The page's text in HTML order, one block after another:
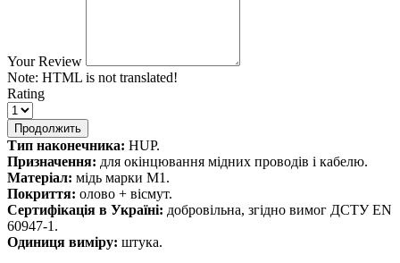
Your Review
Note: HTML is not translated!
Rating
Продолжить
Тип наконечника: HUP.
Призначення: для окінцювання мідних проводів і кабелю.
Матеріал: мідь марки М1.
Покриття: олово + вісмут.
Сертифікація в Україні: добровільна, згідно вимог ДСТУ EN
60947-1.
Одиниця виміру: штука.